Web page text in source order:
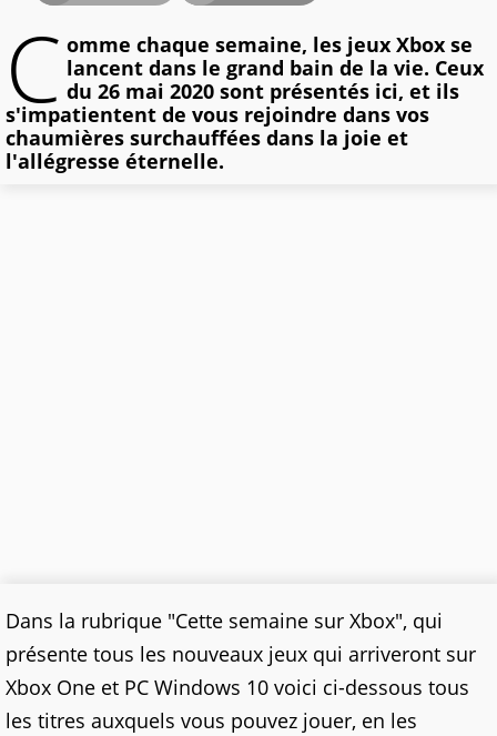
C omme chaque semaine, les jeux Xbox se
lancent dans le grand bain de la vie. Ceux
du 26 mai 2020 sont présentés ici, et ils
s'impatientent de vous rejoindre dans vos
chaumières surchauffées dans la joie et
l'allégresse éternelle.
Dans la rubrique "Cette semaine sur Xbox", qui
présente tous les nouveaux jeux qui arriveront sur
Xbox One et PC Windows 10 voici ci-dessous tous
les titres auxquels vous pouvez jouer, en les